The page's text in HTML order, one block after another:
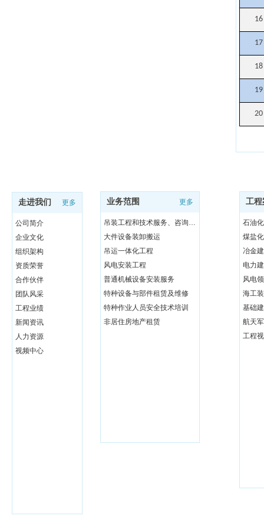
16
17
18
19
20
走进我们 更多
公司简介
企业文化
组织架构
资质荣誉
合作伙伴
团队风采
工程业绩
新闻资讯
人力资源
视频中心
业务范围 更多
吊装工程和技术服务、咨询与研发
大件设备装卸搬运
吊运一体化工程
风电安装工程
普通机械设备安装服务
特种设备与部件租赁及维修
特种作业人员安全技术培训
非居住房地产租赁
工程
石油
煤盐
冶金
电力
风电
海工
基础
航天
工程